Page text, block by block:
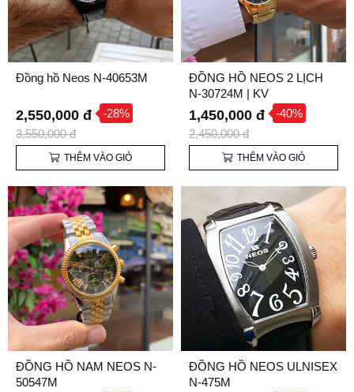
Đồng hồ Neos N-40653M
2,550,000 đ -28%
3,550,000 đ
THÊM VÀO GIỎ
ĐỒNG HỒ NEOS 2 LỊCH
N-30724M | KV
1,450,000 đ -40%
2,450,000 đ
THÊM VÀO GIỎ
ĐỒNG HỒ NAM NEOS N-
50547M
ĐỒNG HỒ NEOS ULNISEX
N-475M